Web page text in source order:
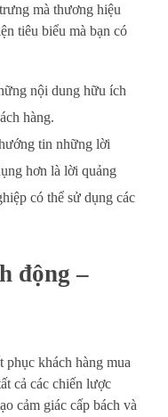
mà thương hiệu
tiêu biểu mà bạn có
nội dung hữu ích
hàng.
tin những lời
hơn là lời quảng
có thể sử dụng các
động –
khách hàng mua
cả các chiến lược
cảm giác cấp bách và